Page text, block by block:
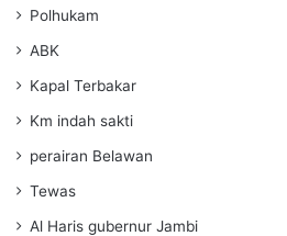
Polhukam
ABK
Kapal Terbakar
Km indah sakti
perairan Belawan
Tewas
Al Haris gubernur Jambi